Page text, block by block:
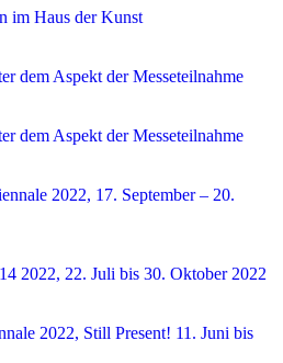
im Haus der Kunst
dem Aspekt der Messeteilnahme
dem Aspekt der Messeteilnahme
2022, 17. September – 20.
2022, 22. Juli bis 30. Oktober 2022
2022, Still Present! 11. Juni bis